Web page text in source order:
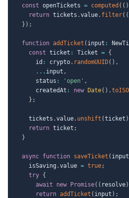
const openTickets = computed ( ( )
return tickets .value. filter( (
} ) ;
function addTicket ( input :
const ticket : Ticket = {
      id
: crypto. randomUUID( ) ,
... input ,
      status
: 'open' ,
      createdAt
: new Date( ) .
} ;
    tickets
.value. unshift (ticket )
return ticket ;
}
async function saveTicket ( input
    isSaving
.value = true;
try {
await
new Promise( ( resolve)
return addTicket ( input ) ;